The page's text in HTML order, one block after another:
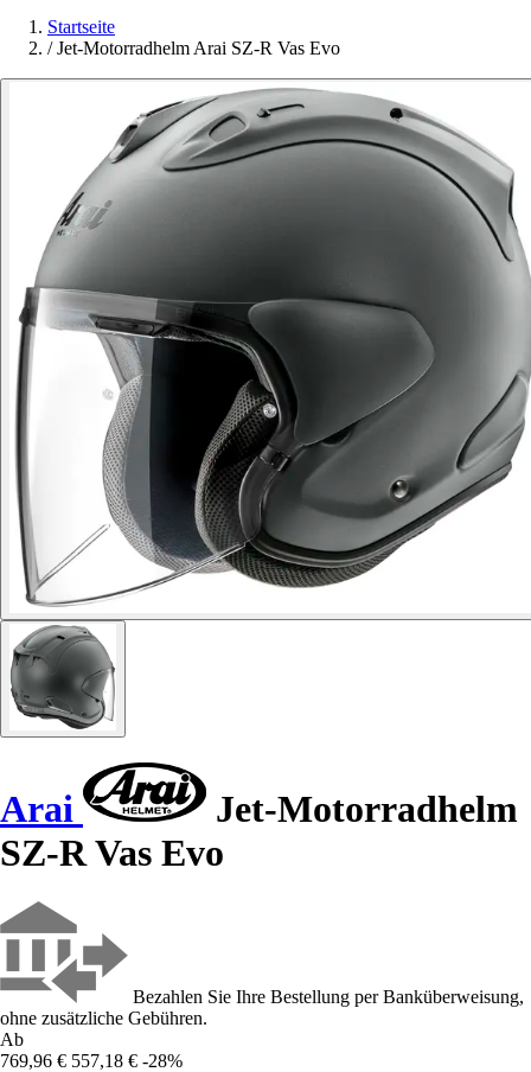
Startseite
/ Jet-Motorradhelm Arai SZ-R Vas Evo
Arai
Jet-Motorradhelm
SZ-R Vas Evo
Bezahlen Sie Ihre Bestellung per Banküberweisung,
ohne zusätzliche Gebühren.
Ab
769,96 € 557,18 € -28%